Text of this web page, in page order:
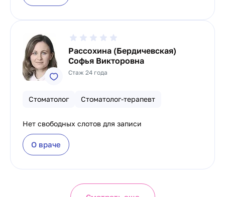
Рассохина (Бердичевская)
Софья Викторовна
Стаж 24 года
Стоматолог Стоматолог-терапевт
Нет свободных слотов для записи
О враче